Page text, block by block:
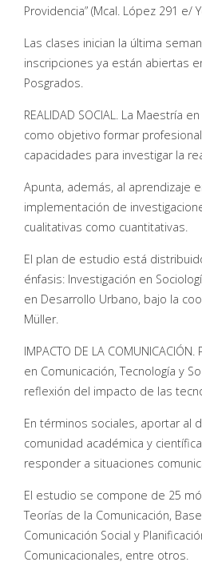
Providencia” (Mcal. López 291 e/
Las clases inician la última
inscripciones ya están abiertas
Posgrados.
REALIDAD SOCIAL. La Maestría
como objetivo formar
capacidades para investigar la
Apunta, además, al aprendizaje
implementación de
cualitativas como cuantitativas.
El plan de estudio está
énfasis: Investigación en
en Desarrollo Urbano, bajo la
Müller.
IMPACTO DE LA
en Comunicación, Tecnología y
reflexión del impacto de las
En términos sociales, aportar al
comunidad académica y
responder a situaciones
El estudio se compone de 25
Teorías de la Comunicación,
Comunicación Social y
Comunicacionales, entre otros.